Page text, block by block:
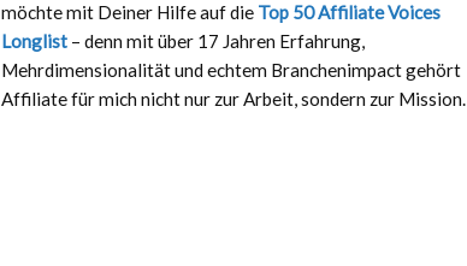
möchte mit Deiner Hilfe auf die Top 50 Affiliate Voices
Longlist– denn mit über 17 Jahren Erfahrung,
Mehrdimensionalität und echtem Branchenimpact gehört
Affiliate für mich nicht nur zur Arbeit, sondern zur Mission.